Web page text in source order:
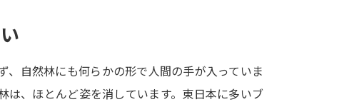
大学で学べる内容や特徴を調
新増設大学・学部・学科特集
自然林にも何らかの形で人間の手が入っていま
は、ほとんど姿を消しています。東日本に多いブ